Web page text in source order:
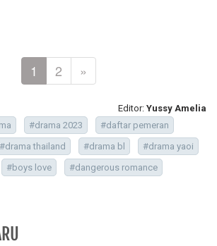
1 2 »
Editor: Yussy Amelia
#drama 2023
#daftar pemeran
#drama thailand #drama bl
#drama yaoi
#boys love
#dangerous romance